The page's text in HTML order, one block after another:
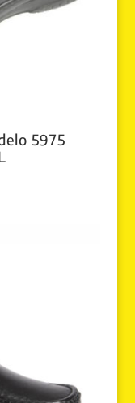
5975